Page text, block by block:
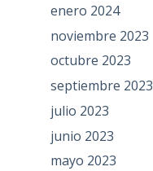
enero 2024
noviembre 2023
octubre 2023
septiembre 2023
julio 2023
junio 2023
mayo 2023